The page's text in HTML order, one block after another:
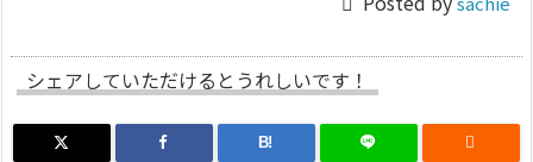
シェアしていただけるとうれしいです！
B! 